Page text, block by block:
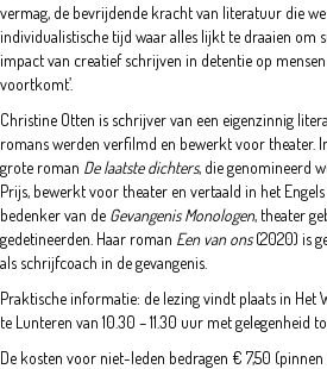
vermag, de bevrijdende kracht van literatuur die
individualistische tijd waar alles lijkt te draaien om
impact van creatief schrijven in detentie op
voortkomt’.
Christine Otten is schrijver van een eigenzinnig
romans werden verfilmd en bewerkt voor theater.
grote roman De laatste dichters, die genomineerd
Prijs, bewerkt voor theater en vertaald in het
bedenker van de Gevangenis Monologen, theater
gedetineerden. Haar roman Een van ons(2020) is
als schrijfcoach in de gevangenis.
Praktische informatie: de lezing vindt plaats in Het
te Lunteren van 10.30 – 11.30 uur met gelegenheid
De kosten voor niet-leden bedragen € 7,50